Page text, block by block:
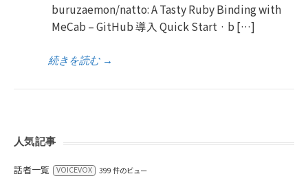
buruzaemon/natto: A Tasty Ruby Binding with
MeCab – GitHub 導入 Quick Start · b […]
続きを読む→
人気記事
話者一覧 VOICEVOX 399 件のビュー